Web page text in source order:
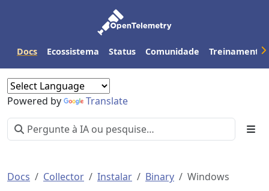
Docs Ecossistema Status Comunidade Treinamento
Powered by Translate
Docs Collector Instalar Binary Windows